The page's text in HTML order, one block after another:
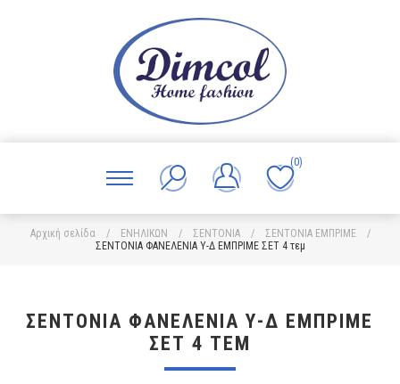
(0)
Αρχική σελίδα / ΕΝΗΛΙΚΩΝ / ΣΕΝΤΟΝΙΑ / ΣΕΝΤΟΝΙΑ ΕΜΠΡΙΜΕ
/
ΣΕΝΤΟΝΙΑ ΦΑΝΕΛΕΝΙΑ Υ-Δ ΕΜΠΡΙΜΕ ΣΕΤ 4 τεμ
ΣΕΝΤΟΝΙΑ ΦΑΝΕΛΕΝΙΑ Υ-Δ ΕΜΠΡΙΜΕ
ΣΕΤ 4 ΤΕΜ